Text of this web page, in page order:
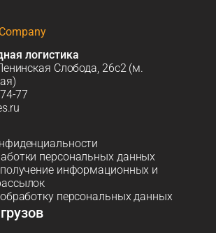
логистика
Слобода, 26с2 (м.
77
персональных данных
информационных и
персональных данных